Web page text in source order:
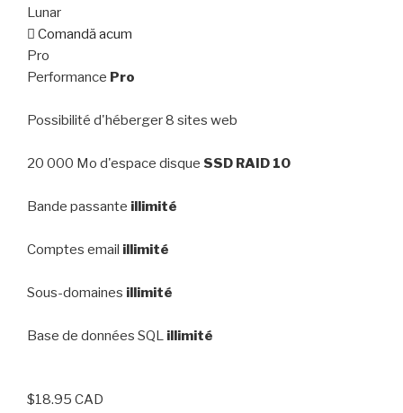
Lunar
Comandă acum
Pro
Performance Pro
Possibilité d'héberger 8 sites web
20 000 Mo d'espace disque SSD RAID 10
Bande passante illimité
Comptes email illimité
Sous-domaines illimité
Base de données SQL illimité
$18.95 CAD